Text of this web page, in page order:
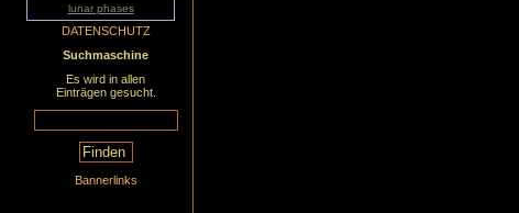
lunar phases
DATENSCHUTZ
Suchmaschine
Es wird in allen
Einträgen gesucht.
Bannerlinks